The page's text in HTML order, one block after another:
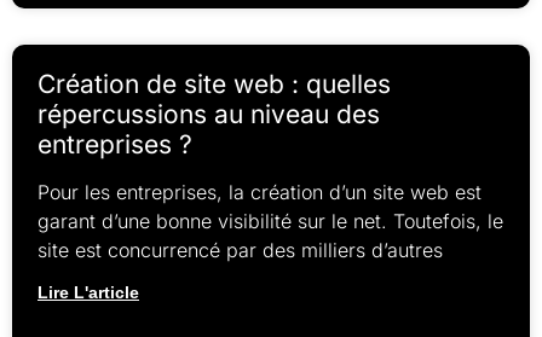
Création de site web : quelles
répercussions au niveau des
entreprises ?
Pour les entreprises, la création d’un site web est
garant d’une bonne visibilité sur le net. Toutefois, le
site est concurrencé par des milliers d’autres
Lire L'article